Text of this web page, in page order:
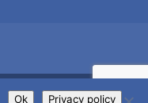
Ok Privacy policy